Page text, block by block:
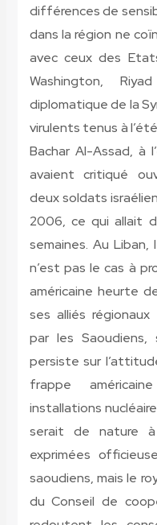
différences de
dans la région ne
avec ceux des
Washington,
diplomatique de la
virulents tenus à
Bachar Al-Assad, à
avaient critiqué
deux soldats
2006, ce qui allait
semaines. Au
n’est pas le cas à
américaine heurte
ses alliés régionaux
par les
persiste sur
frappe
installations
serait de nature à
exprimées
saoudiens, mais le
du Conseil de